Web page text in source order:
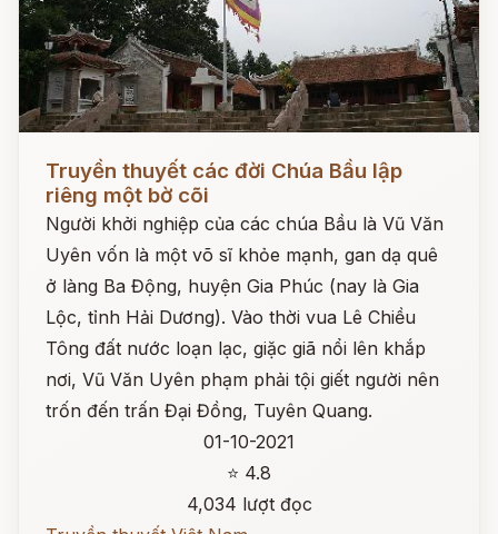
Đọc ngay
Truyền thuyết các đời Chúa Bầu lập
riêng một bờ cõi
Người khởi nghiệp của các chúa Bầu là Vũ Văn
Uyên vốn là một võ sĩ khỏe mạnh, gan dạ quê
ở làng Ba Động, huyện Gia Phúc (nay là Gia
Lộc, tỉnh Hải Dương). Vào thời vua Lê Chiều
Tông đất nước loạn lạc, giặc giã nổi lên khắp
nơi, Vũ Văn Uyên phạm phải tội giết người nên
trốn đến trấn Đại Đồng, Tuyên Quang.
01-10-2021
⭐ 4.8
4,034 lượt đọc